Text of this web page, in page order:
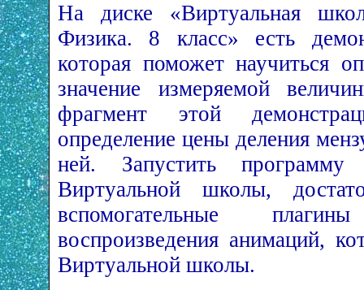
На диске «Виртуальная
Физика. 8 класс» есть
которая поможет научиться
значение измеряемой
фрагмент этой
определение цены деления
ней. Запустить
Виртуальной школы,
вспомогательные
воспроизведения анимаций,
Виртуальной школы.